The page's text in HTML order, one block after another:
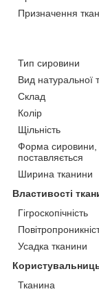
Призначення
Тип сировини
Вид натуральної
Склад
Колір
Щільність
Форма
поставляється
Ширина тканини
Властивості
Гігроскопічність
Усадка тканини
Тканина